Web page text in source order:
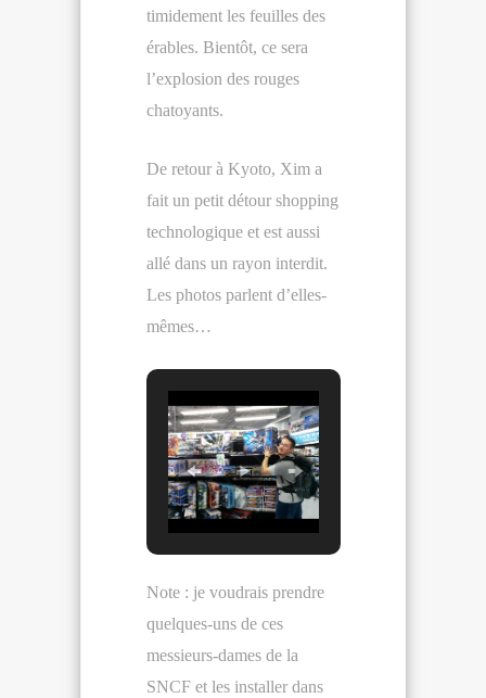
timidement les feuilles des
érables. Bientôt, ce sera
l’explosion des rouges
chatoyants.
De retour à Kyoto, Xim a
fait un petit détour shopping
technologique et est aussi
allé dans un rayon interdit.
Les photos parlent d’elles-
mêmes…
Note : je voudrais prendre
quelques-uns de ces
messieurs-dames de la
SNCF et les installer dans